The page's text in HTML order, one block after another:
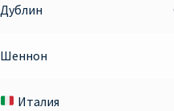
Дублин
Шеннон
Италия